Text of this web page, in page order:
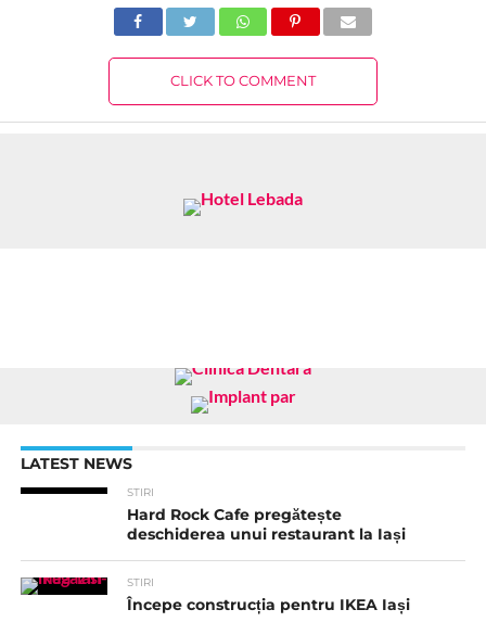
CLICK TO COMMENT
LATEST NEWS
STIRI
Hard Rock Cafe pregătește
deschiderea unui restaurant la Iași
STIRI
Începe construcția pentru IKEA Iași